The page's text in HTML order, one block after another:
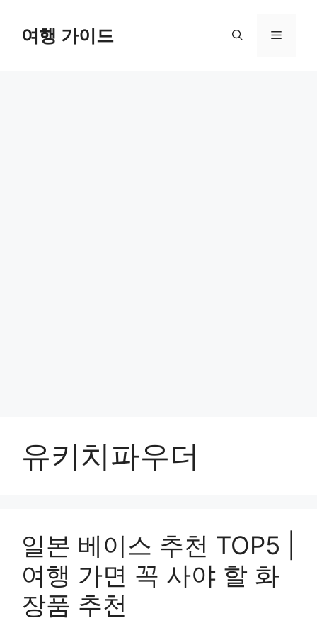
여행 가이드 메
유키치파우더
일본 베이스 추천 TOP5 |
여행 가면 꼭 사야 할 화
장품 추천